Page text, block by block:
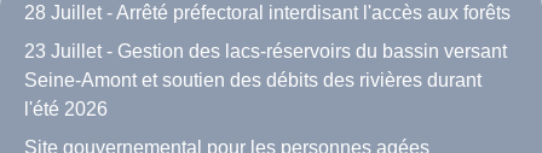
28 Juillet - Arrêté préfectoral interdisant l'accès aux forêts
23 Juillet - Gestion des lacs-réservoirs du bassin versant
Seine-Amont et soutien des débits des rivières durant
l'été 2026
Site gouvernemental pour les personnes agées